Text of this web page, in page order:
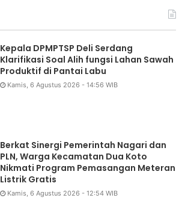
Kepala DPMPTSP Deli Serdang
Klarifikasi Soal Alih fungsi Lahan Sawah
Produktif di Pantai Labu
Kamis, 6 Agustus 2026 - 14:56 WIB
Berkat Sinergi Pemerintah Nagari dan
PLN, Warga Kecamatan Dua Koto
Nikmati Program Pemasangan Meteran
Listrik Gratis
Kamis, 6 Agustus 2026 - 12:54 WIB